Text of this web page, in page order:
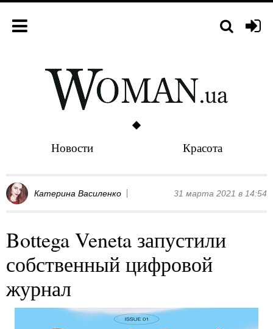
Новости Красота
Катерина Василенко 31 марта 2021 в 14:54
Bottega Veneta запустили
собственный цифровой
журнал